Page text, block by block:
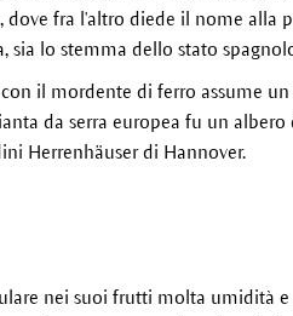
fra l'altro diede il nome alla
sia lo stemma dello stato
il mordente di ferro assume
da serra europea fu un albero
Herrenhäuser di Hannover.
nei suoi frutti molta umidità e